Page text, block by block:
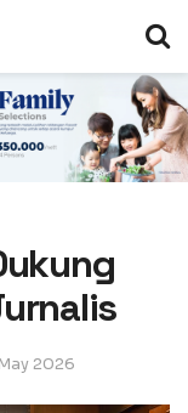
2026